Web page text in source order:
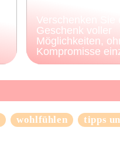
Verschenken Sie
Geschenk voller
Möglichkeiten,
Kompromisse
wohlfühlen tipps